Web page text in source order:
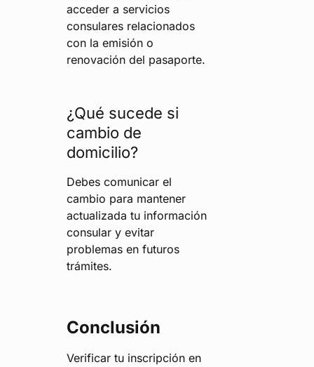
acceder a servicios
consulares relacionados
con la emisión o
renovación del pasaporte.
¿Qué sucede si
cambio de
domicilio?
Debes comunicar el
cambio para mantener
actualizada tu información
consular y evitar
problemas en futuros
trámites.
Conclusión
Verificar tu inscripción en